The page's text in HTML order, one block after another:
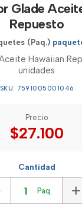
Glade
Repuesto
(Paq.)
Hawaiian
unidades
SKU: 7591005001046
Precio
$27.100
Cantidad
Paq.